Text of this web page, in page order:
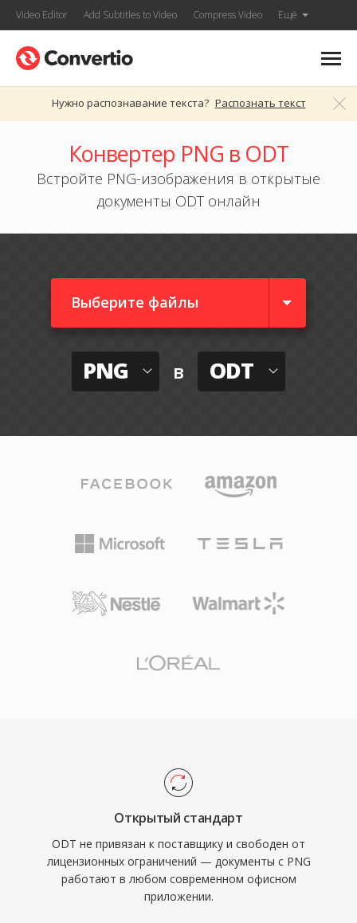
Video Editor Add Subtitles to Video Compress Video Ещё
Нужно распознавание текста? Распознать текст
Конвертер PNG в ODT
Встройте PNG-изображения в открытые
документы ODT онлайн
Выберите файлы
PNG в ODT
Открытый стандарт
ODT не привязан к поставщику и свободен от
лицензионных ограничений — документы с PNG
работают в любом современном офисном
приложении.